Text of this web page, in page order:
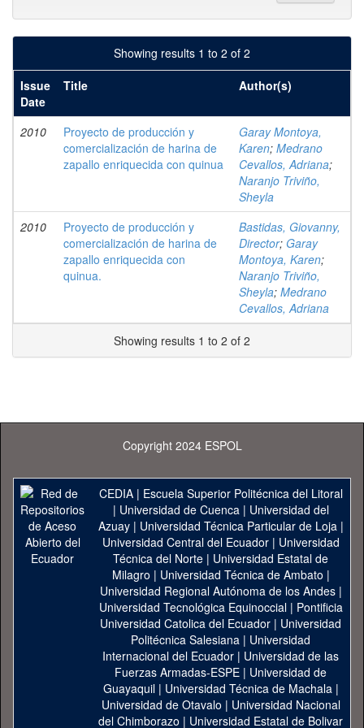
Showing results 1 to 2 of 2
Issue
Date
Title Author(s)
2010
Proyecto de producción y
comercialización de harina de
zapallo enriquecida con quinua
Garay Montoya,
Karen; Medrano
Cevallos, Adriana;
Naranjo Triviño,
Sheyla
2010
Proyecto de producción y
comercialización de harina de
zapallo enriquecida con
quinua.
Bastidas, Giovanny,
Director; Garay
Montoya, Karen;
Naranjo Triviño,
Sheyla; Medrano
Cevallos, Adriana
Showing results 1 to 2 of 2
Copyright 2024 ESPOL
CEDIA| Escuela Superior Politécnica del Litoral
| Universidad de Cuenca| Universidad del
Azuay| Universidad Técnica Particular de Loja|
Universidad Central del Ecuador| Universidad
Técnica del Norte | Universidad Estatal de
Milagro | Universidad Técnica de Ambato |
Universidad Regional Autónoma de los Andes|
Universidad Tecnológica Equinoccial| Pontificia
Universidad Catolica del Ecuador | Universidad
Politécnica Salesiana | Universidad
Internacional del Ecuador | Universidad de las
Fuerzas Armadas-ESPE | Universidad de
Guayaquil| Universidad Técnica de Machala|
Universidad de Otavalo | Universidad Nacional
del Chimborazo | Universidad Estatal de Bolivar